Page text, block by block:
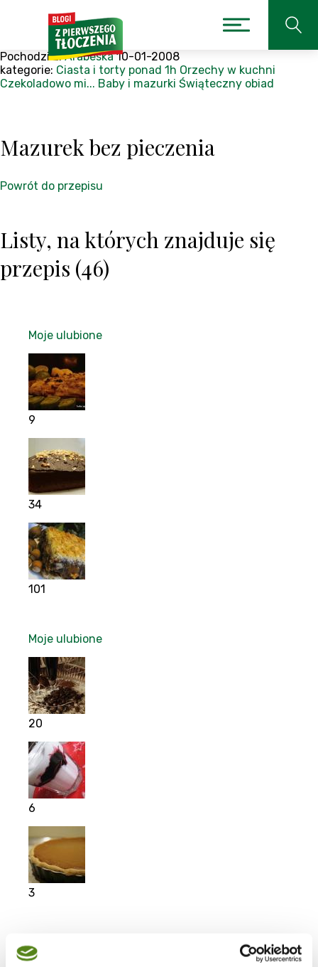
Pochodzi z:Arabeska 10-01-2008
kategorie: Ciasta i torty ponad 1h Orzechy w kuchni
Czekoladowo mi... Baby i mazurki Świąteczny obiad
Mazurek bez pieczenia
Powrót do przepisu
Listy, na których znajduje się
przepis (46)
Moje ulubione
9
34
101
Moje ulubione
20
6
3
Moje ulubione